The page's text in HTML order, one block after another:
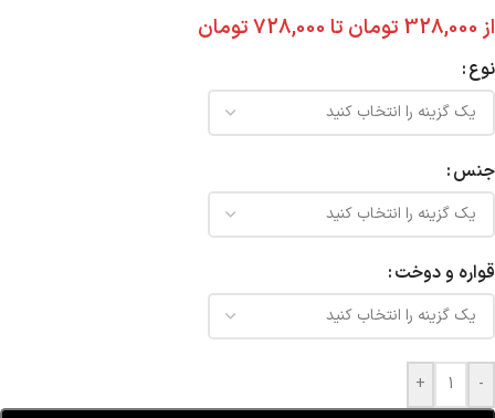
از 328,000 تومان تا 728,000تومان
نوع
جنس
قواره و دوخت
-
+